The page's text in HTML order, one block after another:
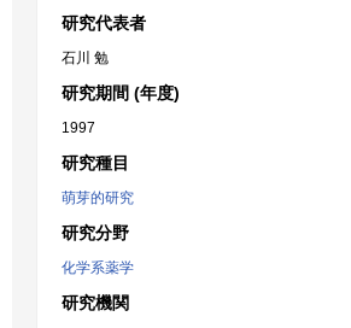
研究代表者
石川 勉
研究期間 (年度)
1997
研究種目
萌芽的研究
研究分野
化学系薬学
研究機関